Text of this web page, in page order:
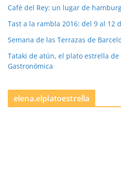
Café del Rey: un lugar de
Tast a la rambla 2016: del 9 al 12
Semana de las Terrazas de
Tataki de atún, el plato estrella
Gastronómica
elena.elplatoestrella